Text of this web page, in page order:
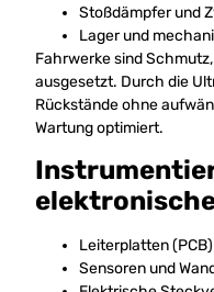
Stoßdämpfer und
Lager und
Fahrwerke sind
ausgesetzt. Durch die
Rückstände ohne
Wartung optimiert.
Leiterplatten (PCB)
Sensoren und